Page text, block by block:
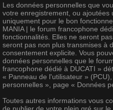
Les données personnelles que
votre enregistrement, ou ajoutées
uniquement pour le bon
MANIA | le forum francophone
fonctionnalités. Elles ne seront
seront pas non plus transmises à
consentement explicite. Vous
données personnelles que le
francophone dédié à DUCATI »
« Panneau de l'utilisateur »
personnelles », page « Données
Toutes autres informations vous